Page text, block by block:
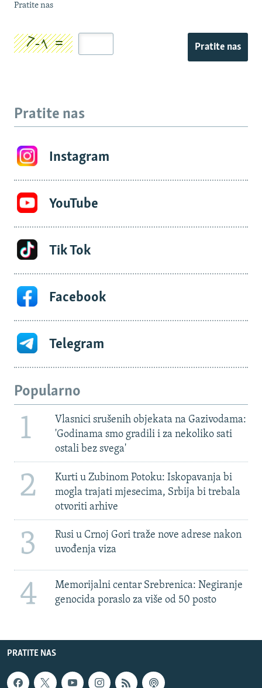
Pratite nas
Pratite nas
Pratite nas
Instagram
YouTube
Tik Tok
Facebook
Telegram
Popularno
1
Vlasnici srušenih objekata na Gazivodama:
'Godinama smo gradili i za nekoliko sati
ostali bez svega'
2
Kurti u Zubinom Potoku: Iskopavanja bi
mogla trajati mjesecima, Srbija bi trebala
otvoriti arhive
3
Rusi u Crnoj Gori traže nove adrese nakon
uvođenja viza
4
Memorijalni centar Srebrenica: Negiranje
genocida poraslo za više od 50 posto
PRATITE NAS